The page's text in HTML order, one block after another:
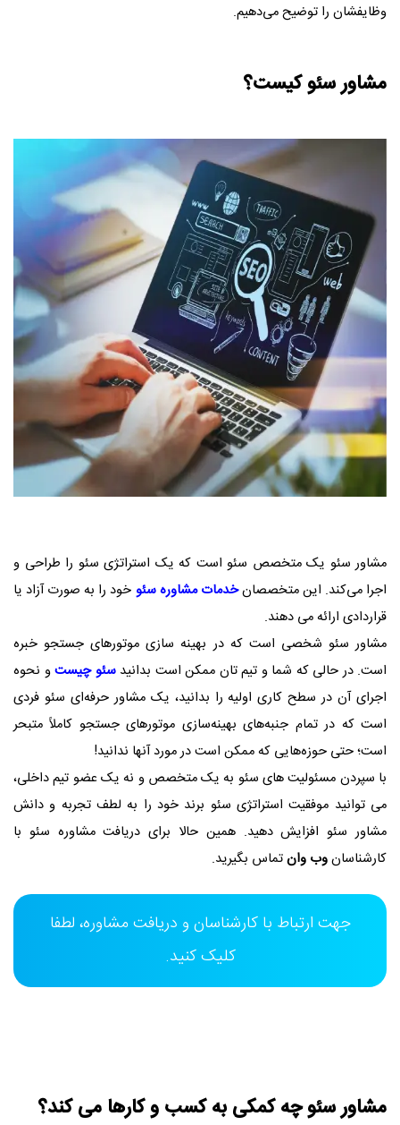
وظایفشان را توضیح می‌دهیم.
مشاور سئو کیست؟
مشاور سئو یک متخصص سئو است که یک استراتژی سئو را طراحی و
اجرا می‌کند. این متخصصانخدمات مشاوره سئو خود را به صورت آزاد یا
قراردادی ارائه می دهند.
مشاور سئو شخصی است که در بهینه سازی موتورهای جستجو خبره
است. در حالی که شما و تیم تان ممکن است بدانیدسئو چیستو نحوه
اجرای آن در سطح کاری اولیه را بدانید، یک مشاور حرفه‌ای سئو فردی
است که در تمام جنبه‌های بهینه‌سازی موتورهای جستجو کاملاً متبحر
است؛ حتی حوزه‌هایی که ممکن است در مورد آنها ندانید!
با سپردن مسئولیت های سئو به یک متخصص و نه یک عضو تیم داخلی،
می توانید موفقیت استراتژی سئو برند خود را به لطف تجربه و دانش
مشاور سئو افزایش دهید. همین حالا برای دریافت مشاوره سئو با
کارشناسانوب وانتماس بگیرید.
جهت ارتباط با کارشناسان و دریافت مشاوره، لطفا
کلیک کنید.
مشاور سئو چه کمکی به کسب و کارها می کند؟